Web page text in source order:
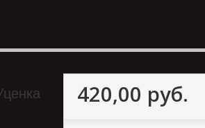
420,00 руб.